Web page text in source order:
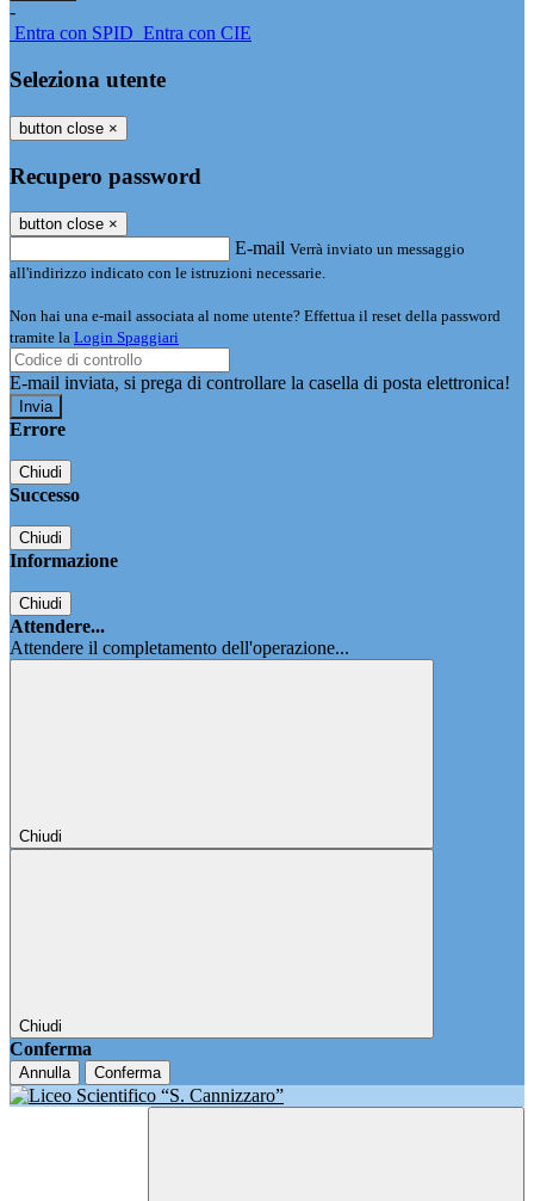
-
Entra con SPID Entra con CIE
Seleziona utente
button close ×
Recupero password
button close ×
E-mail Verrà inviato un messaggio
all'indirizzo indicato con le istruzioni necessarie.
Non hai una e-mail associata al nome utente? Effettua il reset della password
tramite la Login Spaggiari
E-mail inviata, si prega di controllare la casella di posta elettronica!
Errore
Chiudi
Successo
Chiudi
Informazione
Chiudi
Attendere...
Attendere il completamento dell'operazione...
Chiudi
Chiudi
Conferma
Annulla Conferma